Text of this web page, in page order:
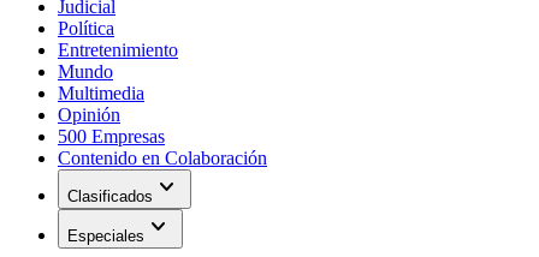
Judicial
Política
Entretenimiento
Mundo
Multimedia
Opinión
500 Empresas
Contenido en Colaboración
Clasificados expand_more
Especiales expand_more